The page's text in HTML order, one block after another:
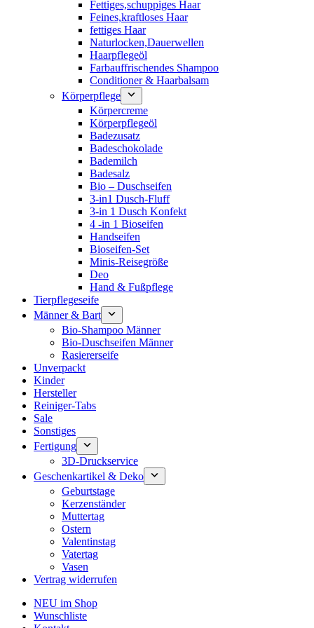
Fettiges,schuppiges Haar
Feines,kraftloses Haar
fettiges Haar
Naturlocken,Dauerwellen
Haarpflegeöl
Farbauffrischendes Shampoo
Conditioner & Haarbalsam
Körperpflege
Körpercreme
Körperpflegeöl
Badezusatz
Badeschokolade
Bademilch
Badesalz
Bio – Duschseifen
3-in1 Dusch-Fluff
3-in 1 Dusch Konfekt
4 -in 1 Bioseifen
Handseifen
Bioseifen-Set
Minis-Reisegröße
Deo
Hand & Fußpflege
Tierpflegeseife
Männer & Bart
Bio-Shampoo Männer
Bio-Duschseifen Männer
Rasiererseife
Unverpackt
Kinder
Hersteller
Reiniger-Tabs
Sale
Sonstiges
Fertigung
3D-Druckservice
Geschenkartikel & Deko
Geburtstage
Kerzenständer
Muttertag
Ostern
Valentinstag
Vatertag
Vasen
Vertrag widerrufen
NEU im Shop
Wunschliste